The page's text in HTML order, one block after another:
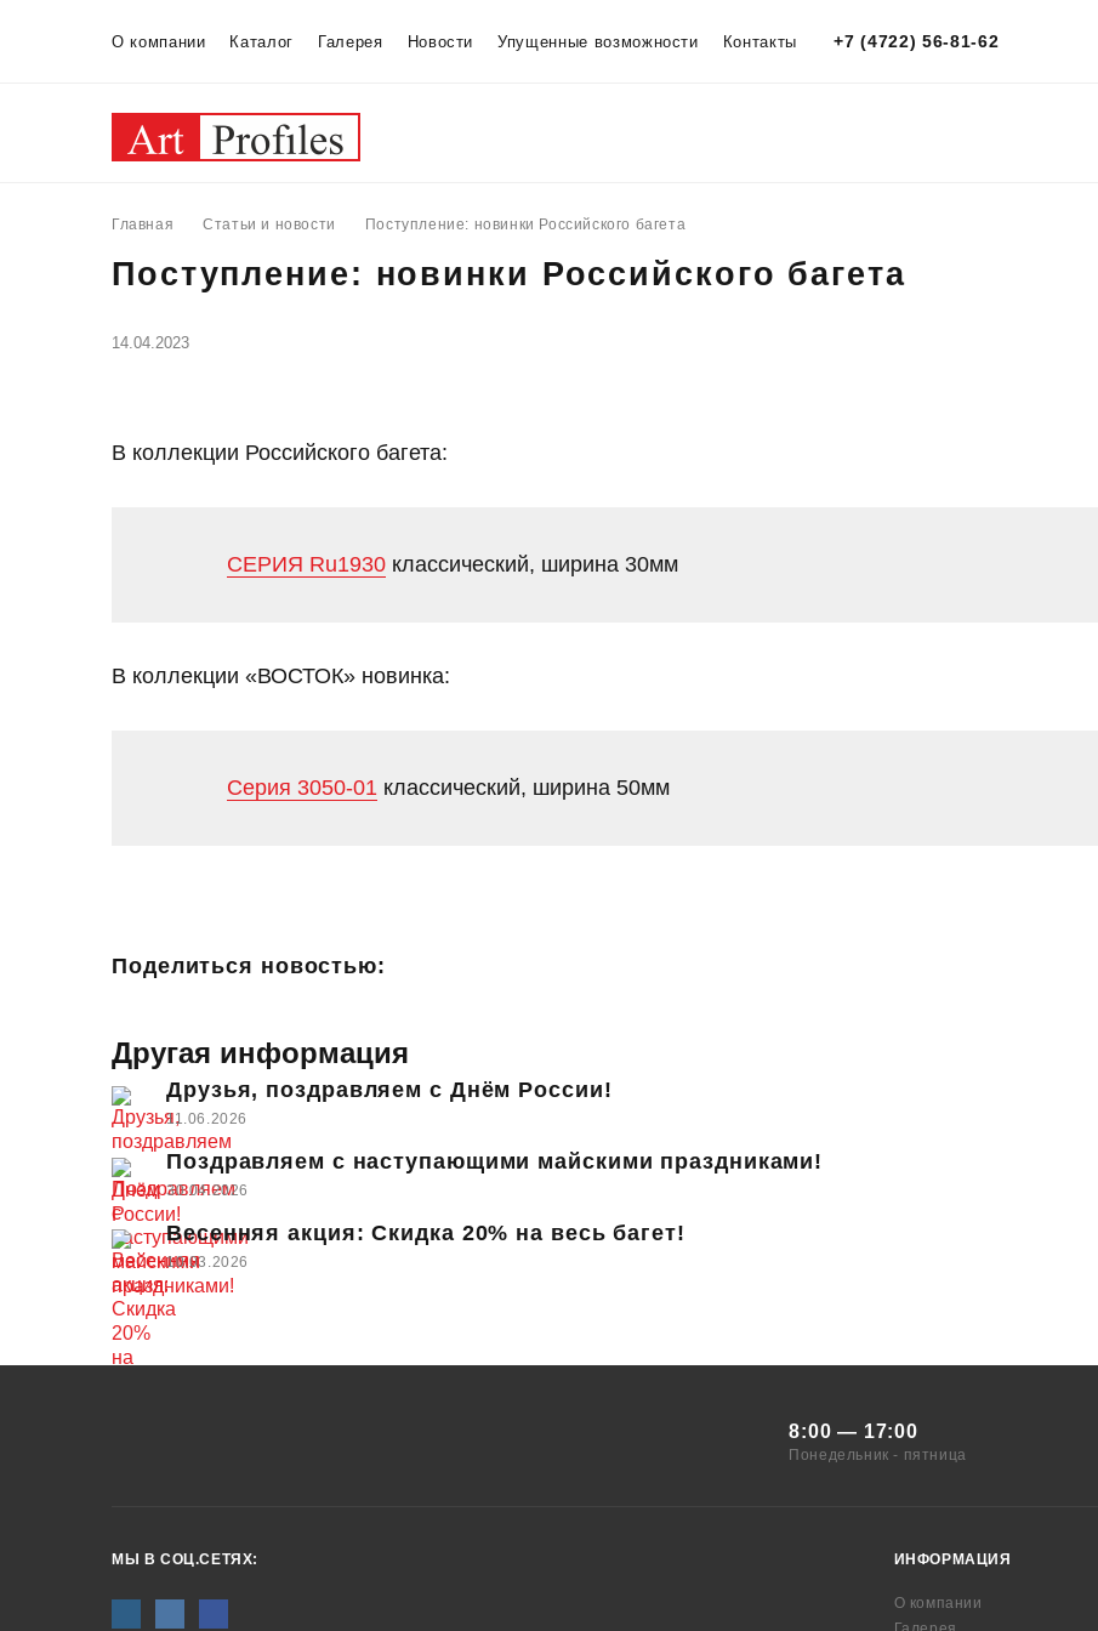
О компании Каталог Галерея Новости Упущенные возможности Контакты +7 (4722) 56-81-62
Главная Статьи и новости Поступление: новинки Российского багета
Поступление: новинки Российского багета
14.04.2023
В коллекции Российского багета:
СЕРИЯ Ru1930 классический, ширина 30мм
В коллекции «ВОСТОК» новинка:
Серия 3050-01 классический, ширина 50мм
Поделиться новостью:
Другая информация
Друзья, поздравляем с Днём России!
11.06.2026
Поздравляем с наступающими майскими праздниками!
30.04.2026
Весенняя акция: Скидка 20% на весь багет!
10.03.2026
8:00 — 17:00
Понедельник - пятница
МЫ В СОЦ.СЕТЯХ: ИНФОРМАЦИЯ
О компании